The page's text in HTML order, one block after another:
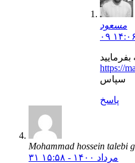
مسعود
https://
سپاس
پاسخ
Mohammad hossein talebi
۳۱ مرداد ۱۴۰۰ - ۱۵:۵۸